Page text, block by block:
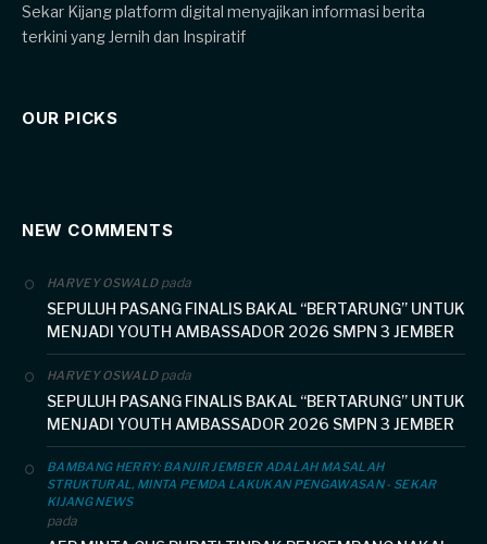
Sekar Kijang platform digital menyajikan informasi berita
terkini yang Jernih dan Inspiratif
OUR PICKS
NEW COMMENTS
HARVEY OSWALDpada
SEPULUH PASANG FINALIS BAKAL “BERTARUNG” UNTUK
MENJADI YOUTH AMBASSADOR 2026 SMPN 3 JEMBER
HARVEY OSWALDpada
SEPULUH PASANG FINALIS BAKAL “BERTARUNG” UNTUK
MENJADI YOUTH AMBASSADOR 2026 SMPN 3 JEMBER
BAMBANG HERRY: BANJIR JEMBER ADALAH MASALAH
STRUKTURAL, MINTA PEMDA LAKUKAN PENGAWASAN - SEKAR
KIJANG NEWS
pada